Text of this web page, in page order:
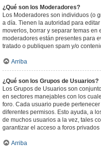
¿Qué son los Moderadores?
Los Moderadores son individuos (o
a día. Tienen la autoridad para
moverlos, borrar y separar temas
moderadores están presentes para
tratado o publiquen spam y/o
Arriba
¿Qué son los Grupos de Usuarios?
Los Grupos de Usuarios son
en sectores manejables con los
foro. Cada usuario puede
diferentes permisos. Esto ayuda, a
de muchos usuarios a la vez, tales
garantizar el acceso a foros
Arriba